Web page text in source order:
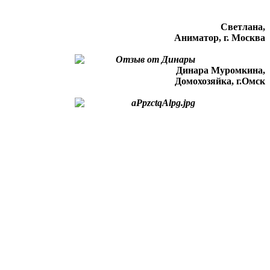
Светлана,
Аниматор, г. Москва
Динара Муромкина,
Домохозяйка, г.Омск